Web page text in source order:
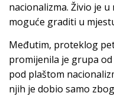
nacionalizma. Živio je
moguće graditi u
Međutim, proteklog
promijenila je grupa
pod plaštom
njih je dobio samo